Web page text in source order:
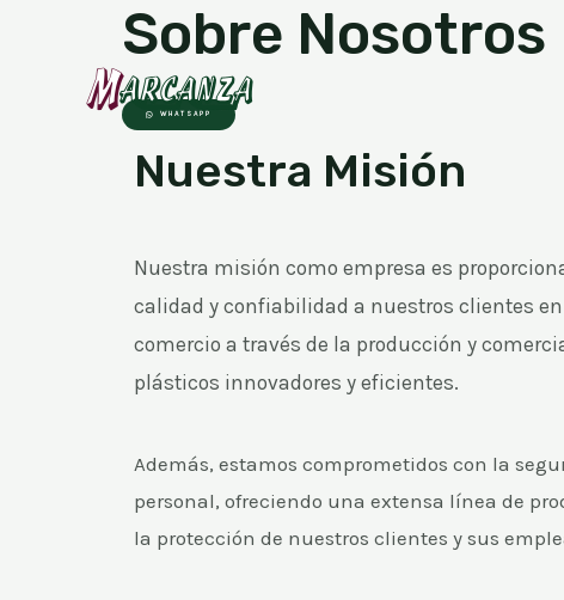
Sobre Nosotros
WHATSAPP
Nuestra Misión
Nuestra misión como empresa es
calidad y confiabilidad a nuestros clientes
comercio a través de la producción y
plásticos innovadores y eficientes.
Además, estamos comprometidos con la
personal, ofreciendo una extensa línea de
la protección de nuestros clientes y sus